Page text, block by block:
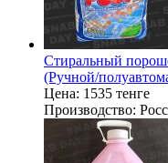
Стиральный
(Ручной/
Цена: 1535 тенге
Производство: